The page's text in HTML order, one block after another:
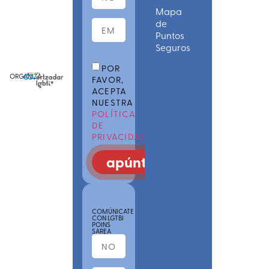
ORGANIZA
POR
FAVOR,
ACEPTA
NUESTRA
POLÍTICA
DE
PRIVACIDAD
apúntate
COMÚNICATE
CON LGTBI
POINS
SAREA
Mapa
de
Puntos
Seguros